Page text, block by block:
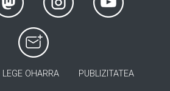
LEGE OHARRA PUBLIZITATEA